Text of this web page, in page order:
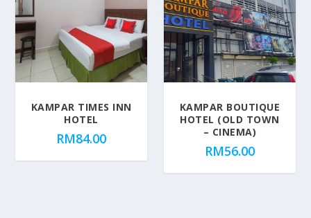
KAMPAR TIMES INN
HOTEL
RM84.00
KAMPAR BOUTIQUE
HOTEL (OLD TOWN
– CINEMA)
RM56.00